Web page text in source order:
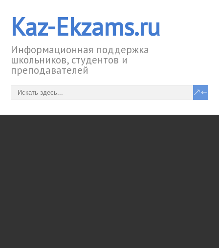
Kaz-Ekzams.ru
Информационная поддержка
школьников, студентов и
преподавателей